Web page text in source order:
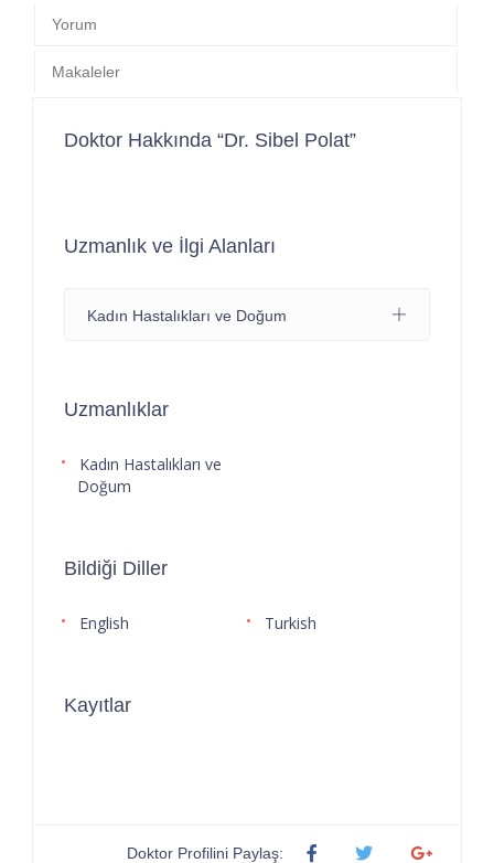
Yorum
Makaleler
Doktor Hakkında “Dr. Sibel Polat”
Uzmanlık ve İlgi Alanları
Kadın Hastalıkları ve Doğum
Uzmanlıklar
Kadın Hastalıkları ve
Doğum
Bildiği Diller
English Turkish
Kayıtlar
Doktor Profilini Paylaş: